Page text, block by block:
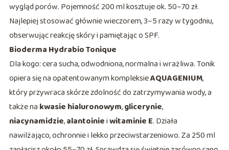
wygląd porów. Pojemność 200 ml kosztuje ok. 50–70 zł.
Najlepiej stosować głównie wieczorem, 3–5 razy w tygodniu,
obserwując reakcję skóry i pamiętając o SPF.
Bioderma Hydrabio Tonique
Dla kogo: cera sucha, odwodniona, normalna i wrażliwa. Tonik
opiera się na opatentowanym kompleksieAQUAGENIUM,
który przywraca skórze zdolność do zatrzymywania wody, a
także na kwasie hialuronowym,glicerynie,
niacynamidzie,alantoinieiwitaminie E. Działa
nawilżająco, ochronnie i lekko przeciwstarzeniowo. Za 250 ml